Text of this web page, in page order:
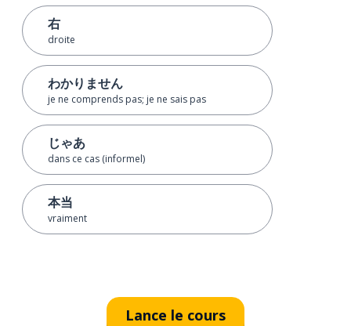
右
droite
わかりません
je ne comprends pas; je ne sais pas
じゃあ
dans ce cas (informel)
本当
vraiment
Lance le cours